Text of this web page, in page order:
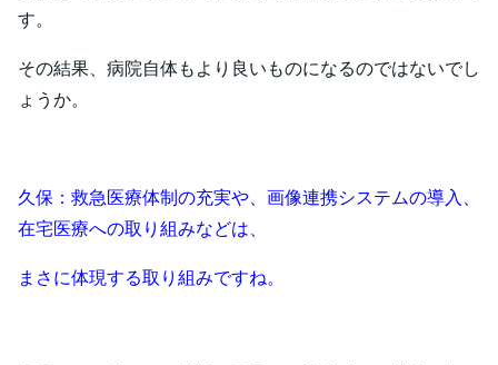
す。
その結果、病院自体もより良いものになるのではないでし
ょうか。
久保：救急医療体制の充実や、画像連携システムの導入、
在宅医療への取り組みなどは、
まさに体現する取り組みですね。